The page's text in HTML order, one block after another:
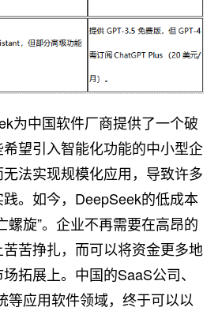
为中国软件厂商提供了一个破
望引入智能化功能的中小型企
法实现规模化应用，导致许多
。如今，DeepSeek的低成本
螺旋”。企业不再需要在高昂的
苦挣扎，而可以将资金更多地
拓展上。中国的SaaS公司、
等应用软件领域，终于可以以